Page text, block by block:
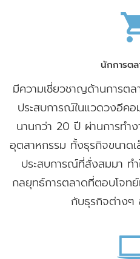
นักการต
มีความเชี่ยวชาญด้านการต
ประสบการณ์ในแวดวงอีคอ
นานกว่า 20 ปี ผ่านการทำ
อุตสาหกรรม ทั้งธุรกิจขนาด
ประสบการณ์ที่สั่งสมมา ท
กลยุทธ์การตลาดที่ตอบโจท
กับธุรกิจต่างๆ